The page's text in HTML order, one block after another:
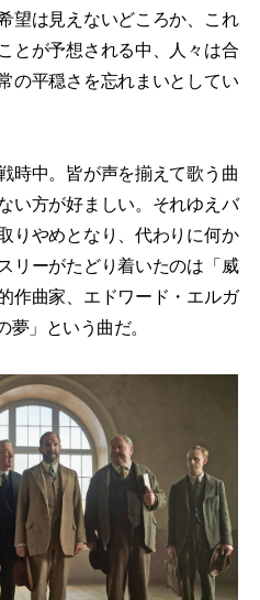
望は見えないどころか、これ
とが予想される中、人々は合
の平穏さを忘れまいとしてい
時中。皆が声を揃えて歌う曲
い方が好ましい。それゆえバ
りやめとなり、代わりに何か
リーがたどり着いたのは「威
作曲家、エドワード・エルガ
」という曲だ。